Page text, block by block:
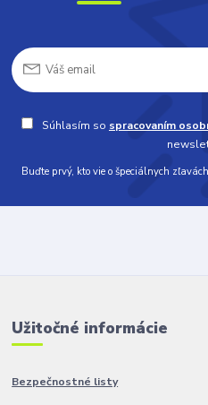
Súhlasím so spracovaním
Buďte prvý, kto vie o špeciálnych
Užitočné informácie
Bezpečnostné listy